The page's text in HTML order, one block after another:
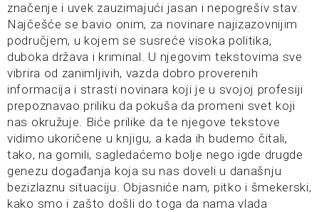
značenje i uvek zauzimajući jasan i nepogrešiv stav.
Najčešće se bavio onim, za novinare najizazovnijim
područjem, u kojem se susreće visoka politika,
duboka država i kriminal. U njegovim tekstovima sve
vibrira od zanimljivih, vazda dobro proverenih
informacija i strasti novinara koji je u svojoj profesiji
prepoznavao priliku da pokuša da promeni svet koji
nas okružuje. Biće prilike da te njegove tekstove
vidimo ukoričene u knjigu, a kada ih budemo čitali,
tako, na gomili, sagledaćemo bolje nego igde drugde
genezu događanja koja su nas doveli u današnju
bezizlaznu situaciju. Objasniće nam, pitko i šmekerski,
kako smo i zašto došli do toga da nama vlada